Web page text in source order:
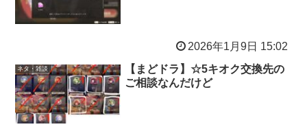
2026年1月9日 15:02
ネタ・雑談
【まどドラ】☆5キオク交換先の
ご相談なんだけど